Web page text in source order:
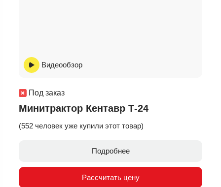
Видеообзор
Под заказ
Минитрактор Кентавр Т-24
(552 человек уже купили этот товар)
Подробнее
Рассчитать цену